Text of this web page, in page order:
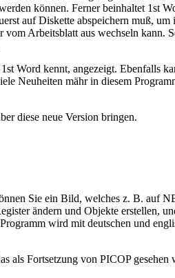
können. Ferner beinhaltet 1st
auf Diskette abspeichern muß,
Arbeitsblatt aus wechseln kann.
Word kennt, angezeigt. Ebenfalls
Neuheiten mähr in diesem
diese neue Version bringen.
Sie ein Bild, welches z. B. auf
ändern und Objekte erstellen,
wird mit deutschen und
Fortsetzung von PICOP